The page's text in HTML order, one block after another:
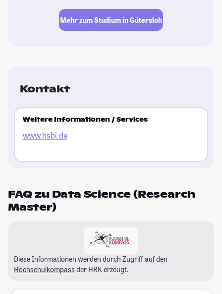
Mehr zum Studium in Gütersloh
Kontakt
Weitere Informationen / Services
www.hsbi.de
FAQ zu Data Science (Research
Master)
Diese Informationen werden durch Zugriff auf den
Hochschulkompass der HRK erzeugt.